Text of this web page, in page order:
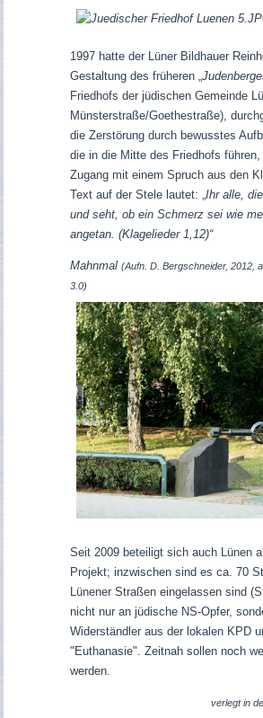
1997 hatte der Lüner Bildhauer
Gestaltung des früheren „
Friedhofs der jüdischen Gemeinde
Münsterstraße/Goethestraße),
die Zerstörung durch bewusstes
die in die Mitte des Friedhofs
Zugang mit einem Spruch aus den
Text auf der Stele lautet: „Ihr alle,
und seht, ob ein Schmerz sei wie
angetan. (Klagelieder 1,12)“
Mahnmal (Aufn. D. Bergschneider, 2012,
3.0)
Seit 2009 beteiligt sich auch Lünen
Projekt; inzwischen sind es ca. 70
Lünener Straßen eingelassen sind
nicht nur an jüdische NS-Opfer,
Widerständler aus der lokalen KPD
"Euthanasie". Zeitnah sollen noch
werden.
verlegt in